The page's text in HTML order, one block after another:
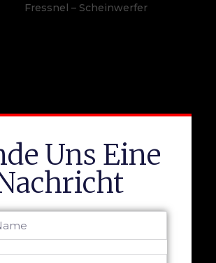
Fressnel – Scheinwerfer
Uns Eine